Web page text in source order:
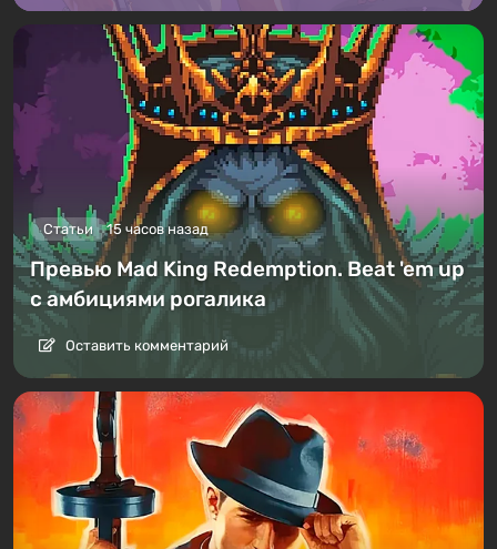
Статьи 15 часов назад
Превью Mad King Redemption. Beat 'em up
с амбициями рогалика
Оставить комментарий